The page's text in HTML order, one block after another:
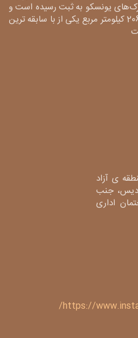
یونسکو به ثبت رسیده است و
اکنون این ژئوپارک با مساحت 2063 کیلومتر مربع یکی از با سابقه ترین
ی آزاد
جنب
اداری
https://